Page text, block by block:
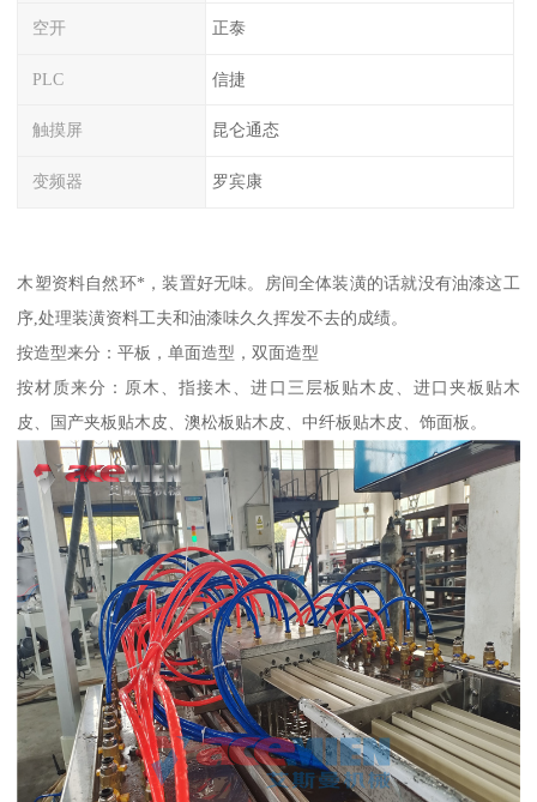
空开 正泰
PLC 信捷
触摸屏 昆仑通态
变频器 罗宾康
木塑资料自然环*，装置好无味。房间全体装潢的话就没有油漆这工
序,处理装潢资料工夫和油漆味久久挥发不去的成绩。
按造型来分：平板，单面造型，双面造型
按材质来分：原木、指接木、进口三层板贴木皮、进口夹板贴木
皮、国产夹板贴木皮、澳松板贴木皮、中纤板贴木皮、饰面板。